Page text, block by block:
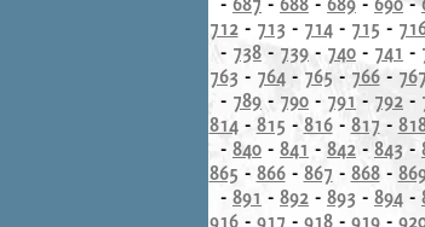
712- 713 - 714- 715 -
- 738 - 739 - 740 - 741 -
763 - 764- 765 - 766- 767
- 789 - 790 - 791 - 792 -
814- 815 - 816- 817 -
- 840 - 841 - 842 - 843 -
865 - 866- 867 - 868-
- 891 - 892 - 893 - 894 -
916- 917 - 918- 919-